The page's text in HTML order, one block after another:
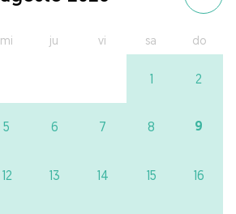
mi ju vi sa do
1 2
5 6 7 8 9
12 13 14 15 16